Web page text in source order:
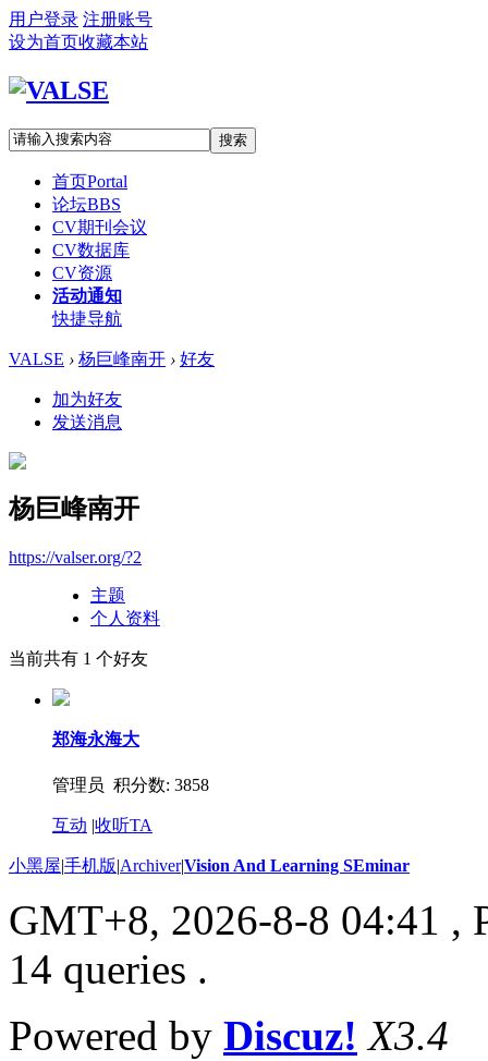
用户登录 注册账号
设为首页收藏本站
搜索
首页Portal
论坛BBS
CV期刊会议
CV数据库
CV资源
活动通知
快捷导航
VALSE › 杨巨峰南开 › 好友
加为好友
发送消息
杨巨峰南开
https://valser.org/?2
主题
个人资料
当前共有 1 个好友
郑海永海大
管理员 积分数: 3858
互动 |收听TA
小黑屋|手机版|Archiver|Vision And Learning SEminar
GMT+8, 2026-8-8 04:41 ,
14 queries .
Powered by Discuz! X3.4